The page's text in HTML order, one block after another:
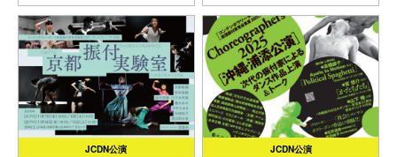
JCDN公演 JCDN公演